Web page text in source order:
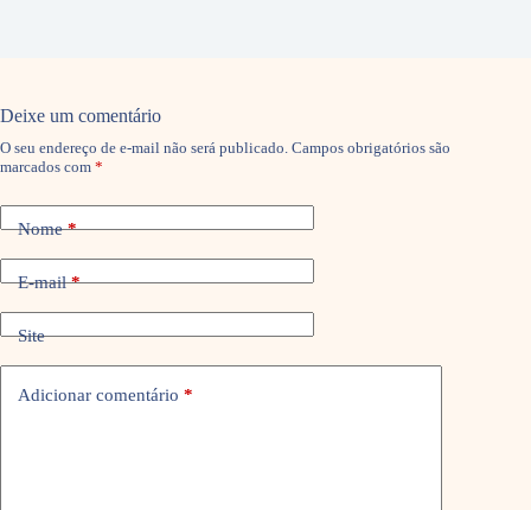
Deixe um comentário
O seu endereço de e-mail não será publicado. Campos obrigatórios são
marcados com *
Nome*
E-mail*
Site
Adicionar comentário *